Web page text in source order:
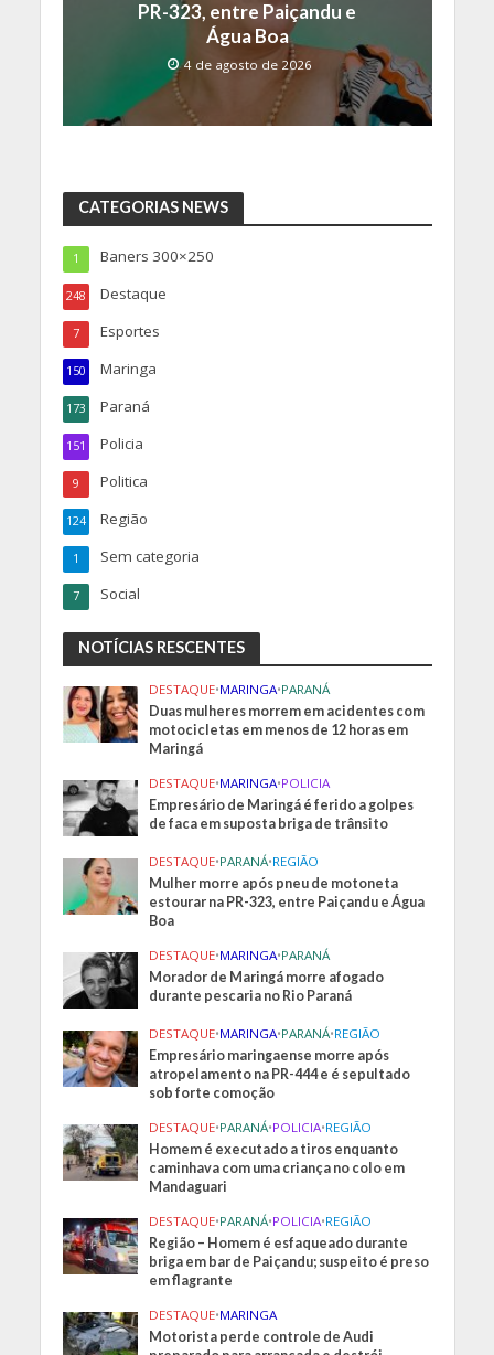
PR-323, entre Paiçandu e
Água Boa
4 de agosto de 2026
CATEGORIAS NEWS
Baners 300×250
1
Destaque
248
Esportes
7
Maringa
150
Paraná
173
Policia
151
Politica
9
Região
124
Sem categoria
1
Social
7
NOTÍCIAS RESCENTES
DESTAQUE•MARINGA•PARANÁ
Duas mulheres morrem em acidentes com
motocicletas em menos de 12 horas em
Maringá
DESTAQUE•MARINGA•POLICIA
Empresário de Maringá é ferido a golpes
de faca em suposta briga de trânsito
DESTAQUE•PARANÁ•REGIÃO
Mulher morre após pneu de motoneta
estourar na PR-323, entre Paiçandu e Água
Boa
DESTAQUE•MARINGA•PARANÁ
Morador de Maringá morre afogado
durante pescaria no Rio Paraná
DESTAQUE•MARINGA•PARANÁ•REGIÃO
Empresário maringaense morre após
atropelamento na PR-444 e é sepultado
sob forte comoção
DESTAQUE•PARANÁ•POLICIA•REGIÃO
Homem é executado a tiros enquanto
caminhava com uma criança no colo em
Mandaguari
DESTAQUE•PARANÁ•POLICIA•REGIÃO
Região – Homem é esfaqueado durante
briga em bar de Paiçandu; suspeito é preso
em flagrante
DESTAQUE•MARINGA
Motorista perde controle de Audi